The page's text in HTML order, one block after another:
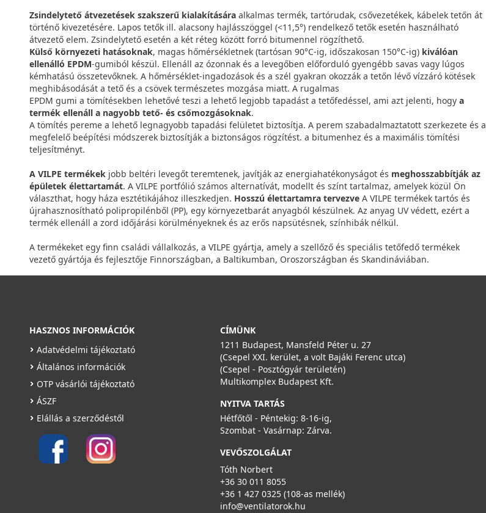
Zsindelytető átvezetések szakszerű kialakítására alkalmas termék, tartórudak, csővezetékek, kábelek tetőn át
történő kivezetésére. Lapos tetők ill. alacsony hajlásszöggel (<11,5°) rendelkező tetők esetén használható
átvezető elem. Zsindelytető esetén a két réteg között forró bitumennel rögzíthető.
Külső környezeti hatásoknak, magas hőmérsékletnek (tartósan 90°C-ig, időszakosan 150°C-ig) kiválóan
ellenálló EPDM-gumiból készül. Ellenáll az ózonnak és a levegőben előforduló gyengébb savas vagy lúgos
kémhatású összetevőknek. A hőmérséklet-ingadozások és a szél gyakran okozzák a tetőn lévő vízzáró kötések
meghibásodását a tető és a csövek természetes mozgása miatt. A rugalmas
EPDM gumi a tömítésekben lehetővé teszi a lehető legjobb tapadást a tetőfedéssel, ami azt jelenti, hogy a
termék ellenáll a nagyobb tető- és csőmozgásoknak.
A tömítés pereme a lehető legnagyobb tapadási felületet biztosítja. A perem szabadalmaztatott szerkezete és a
megfelelő beépítési módszerek biztosítják a biztonságos rögzítést. a bitumenhez és a maximális tömítési
teljesítményt.
A VILPE termékek jobb beltéri levegőt teremtenek, javítják az energiahatékonyságot és meghosszabbítják az
épületek élettartamát. A VILPE portfólió számos alternatívát, modellt és színt tartalmaz, amelyek közül Ön
választhat, hogy háza esztétikájához illeszkedjen. Hosszú élettartamra tervezve A VILPE termékek tartós és
újrahasznosítható polipropilénből (PP), egy környezetbarát anyagból készülnek. Az anyag UV védett, ezért a
termék ellenáll a zord időjárási körülményeknek és az erős napsütésnek, színhibák nélkül.
A termékeket egy finn családi vállalkozás, a VILPE gyártja, amely a szellőző és speciális tetőfedő termékek
vezető gyártója és fejlesztője Finnországban, a Baltikumban, Oroszországban és Skandináviában.
HASZNOS INFORMÁCIÓK
Adatvédelmi tájékoztató
Általános információk
OTP vásárlói tájékoztató
ÁSZF
Elállás a szerződéstől
CÍMÜNK
1211 Budapest, Mansfeld Péter u. 27
(Csepel XXI. kerület, a volt Bajáki Ferenc utca)
(Csepel - Posztógyár területén)
Multikomplex Budapest Kft.
NYITVA TARTÁS
Hétfőtől - Péntekig: 8-16-ig,
Szombat - Vasárnap: Zárva.
VEVŐSZOLGÁLAT
Tóth Norbert
+36 30 011 8055
+36 1 427 0325 (108-as mellék)
info@ventilatorok.hu